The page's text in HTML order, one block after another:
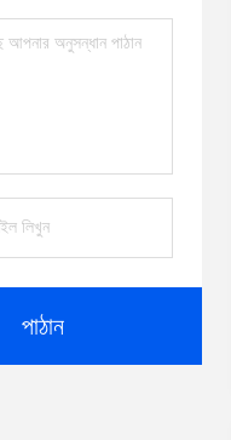
পাঠান